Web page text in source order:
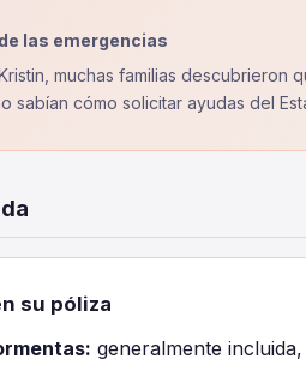
las emergencias
muchas familias
sabían cómo solicitar ayudas del
su póliza
generalmente incluida,